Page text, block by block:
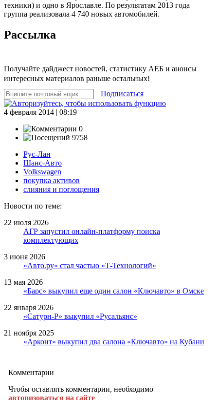
техники) и одно в Ярославле. По результатам 2013 года
группа реализовала 4 740 новых автомобилей.
Рассылка
Получайте дайджест новостей, статистику АЕБ и анонсы
интересных материалов раньше остальных!
Подписаться
4 февраля 2014 | 08:19
0
9758
Рус-Лан
Шанс-Авто
Volkswagen
покупка активов
слияния и поглощения
Новости по теме:
22 июля 2026
АГР запустил онлайн-платформу поиска
комплектующих
3 июня 2026
«Авто.ру» стал частью «Т-Технологий»
13 мая 2026
«Барс» выкупил еще один салон «Ключавто» в Омске
22 января 2026
«Сатурн-Р» выкупил «Русальянс»
21 ноября 2025
«Арконт» выкупил два салона «Ключавто» на Кубани
Комментарии
Чтобы оставлять комментарии, необходимо
авторизоваться на сайте